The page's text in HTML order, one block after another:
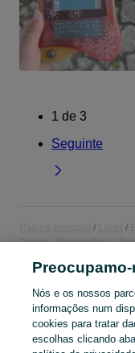
1 de 3
Seguinte
Outros - Brinquedos e
CATEGORIA
Nós e os nossos
informações num
cookies para tratar
escolhas clicando